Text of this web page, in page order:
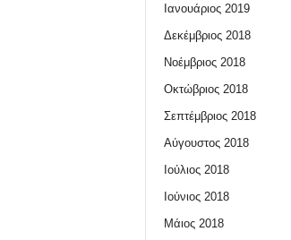
Ιανουάριος 2019
Δεκέμβριος 2018
Νοέμβριος 2018
Οκτώβριος 2018
Σεπτέμβριος 2018
Αύγουστος 2018
Ιούλιος 2018
Ιούνιος 2018
Μάιος 2018